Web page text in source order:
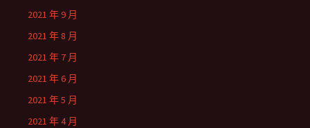
2021 年 9 月
2021 年 8 月
2021 年 7 月
2021 年 6 月
2021 年 5 月
2021 年 4 月